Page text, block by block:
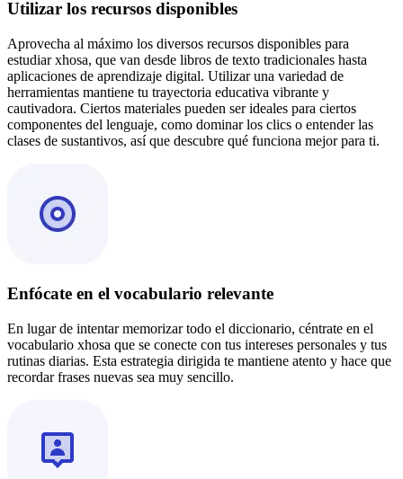
Utilizar los recursos disponibles
Aprovecha al máximo los diversos recursos disponibles para
estudiar xhosa, que van desde libros de texto tradicionales hasta
aplicaciones de aprendizaje digital. Utilizar una variedad de
herramientas mantiene tu trayectoria educativa vibrante y
cautivadora. Ciertos materiales pueden ser ideales para ciertos
componentes del lenguaje, como dominar los clics o entender las
clases de sustantivos, así que descubre qué funciona mejor para ti.
Enfócate en el vocabulario relevante
En lugar de intentar memorizar todo el diccionario, céntrate en el
vocabulario xhosa que se conecte con tus intereses personales y tus
rutinas diarias. Esta estrategia dirigida te mantiene atento y hace que
recordar frases nuevas sea muy sencillo.